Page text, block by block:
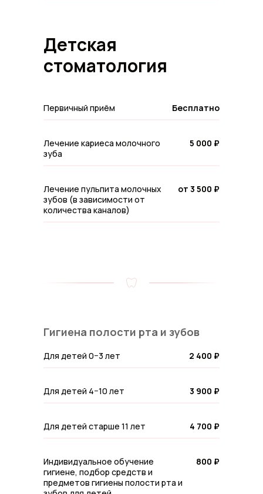
Записаться на прием
Детская
стоматология
Первичный приём Бесплатно
Лечение кариеса молочного
зуба
5 000 ₽
Лечение пульпита молочных
зубов (в зависимости от
количества каналов)
от 3 500 ₽
Гигиена полости рта и зубов
Для детей 0−3 лет 2 400 ₽
Для детей 4−10 лет 3 900 ₽
Для детей старше 11 лет 4 700 ₽
Индивидуальное обучение
гигиене, подбор средств и
предметов гигиены полости рта и
800 ₽